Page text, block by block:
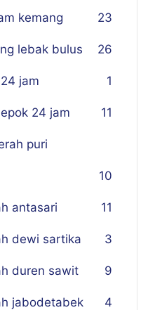
kemang 23
lebak bulus 26
jam 1
24 jam 11
puri
10
antasari 11
dewi sartika 3
duren sawit 9
jabodetabek 4